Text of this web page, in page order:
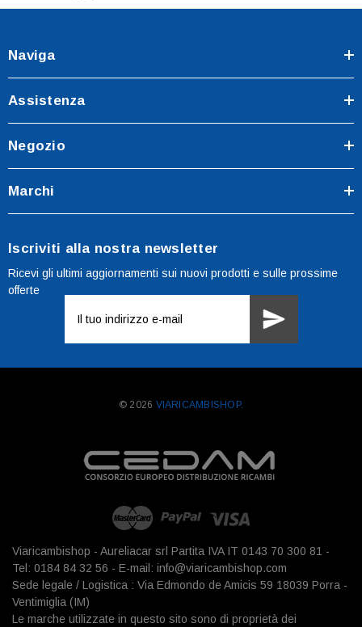
Naviga
Assistenza
Negozio
Marchi
Iscriviti alla nostra newsletter
Ricevi gli ultimi aggiornamenti sui nuovi prodotti e sulle prossime
offerte
mail
© 2026 VIARICAMBISHOP.
Viaricambishop - Aureliacar srl Partita IVA IT 0143 70 300 81 -
Tel: 0184 84 32 56 - E-mail: info@viaricambishop.com
Sede legale / Logistica : Via Edmondo de Amicis 59 18039 Porra -
Ventimiglia (IM)
Le marche utilizzate in questo sito sono di proprietà dei